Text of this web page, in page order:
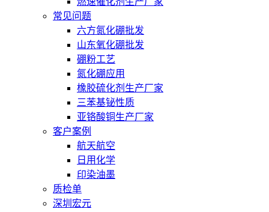
常见问题
六方氮化硼批发
山东氧化硼批发
硼粉工艺
氮化硼应用
橡胶硫化剂生产厂家
三苯基铋性质
亚铬酸铜生产厂家
客户案例
航天航空
日用化学
印染油墨
质检单
深圳宏元